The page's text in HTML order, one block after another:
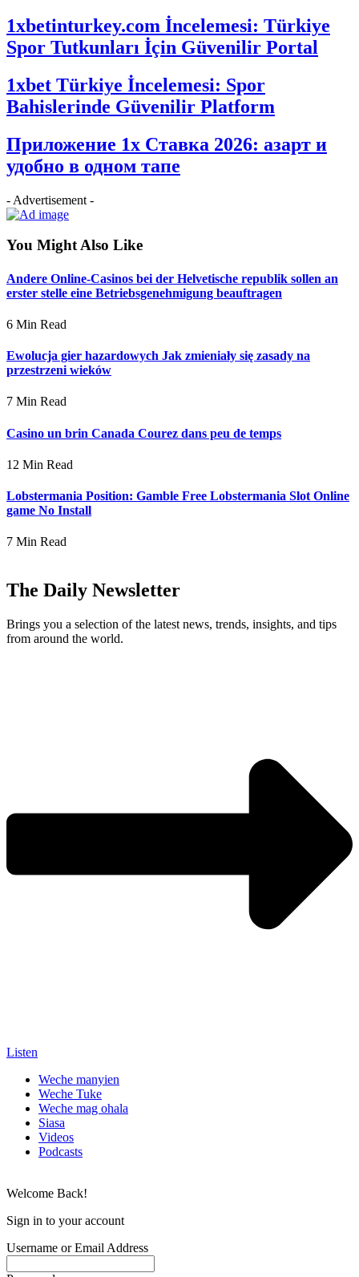
1xbetinturkey.com İncelemesi: Türkiye
Spor Tutkunları İçin Güvenilir Portal
1xbet Türkiye İncelemesi: Spor
Bahislerinde Güvenilir Platform
Приложение 1x Ставка 2026: азарт и
удобно в одном тапе
- Advertisement -
You Might Also Like
Andere Online-Casinos bei der Helvetische republik sollen an
erster stelle eine Betriebsgenehmigung beauftragen
6 Min Read
Ewolucja gier hazardowych Jak zmieniały się zasady na
przestrzeni wieków
7 Min Read
Casino un brin Canada Courez dans peu de temps
12 Min Read
Lobstermania Position: Gamble Free Lobstermania Slot Online
game No Install
7 Min Read
The Daily Newsletter
Brings you a selection of the latest news, trends, insights, and tips
from around the world.
Listen
Weche manyien
Weche Tuke
Weche mag ohala
Siasa
Videos
Podcasts
Welcome Back!
Sign in to your account
Username or Email Address